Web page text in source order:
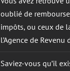
oublié de
impôts, ou ceux de
l’Agence de Revenu
Saviez-vous qu’il